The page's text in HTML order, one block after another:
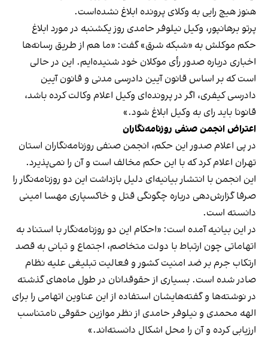
هنوز هیچ رایی به وکلای پرونده ابلاغ نشده‌است.
پرتو برهانپور، وکیل نیلوفر حامدی روز یکشنبه در مورد ابلاغ
حکم موکلش به «شبکه شرق» گفت: «ما هم از طریق رسانه‌ها
اخباری درباره صدور رأی موکلان خود شنیده‌ایم. این در حالی
است که بر اساس قانون آیین دادرسی مدنی و قانون آیین
دادرسی کیفری، اگر در پرونده‌ای وکیل اعلام وکالت کرده باشد،
قانونا باید رای به وکیل ابلاغ شود.»
اعتراض انجمن صنفی روزنامه‌نگاران
در پی اعلام صدور این حکم، انجمن صنفی روزنامه‌نگاران استان
تهران اعلام کرد که با این حکم مخالف است و آن را نمی‌پذیرد.
این انجمن با انتشار بیانیه‌ای دلیل بازداشت این دو روزنامه‌نگار را
صرفا گزارش‌دهی درباره چگونگی قتل و خاکسپاری مهسا امینی
دانسته است.
در این بیانیه آمده است: «احکام این دو روزنامه‌نگار با استناد به
اتهاماتی چون ارتباط با دولت متخاصم، اجتماع و تبانی به قصد
ارتکاب جرم بر ضد امنیت کشور و فعالیت تبلیغی علیه نظام
صادر شده است. بسیاری از حقوقدانان در طول ماه‌های گذشته
در نوشته‌ها و گفته‌هایشان استفاده از این عناوین اتهامی را برای
الهه محمدی و نیلوفر حامدی از نظر موازین حقوقی نامتناسب
ارزیابی کرده و آن را محل اشکال دانسته‌اند.»